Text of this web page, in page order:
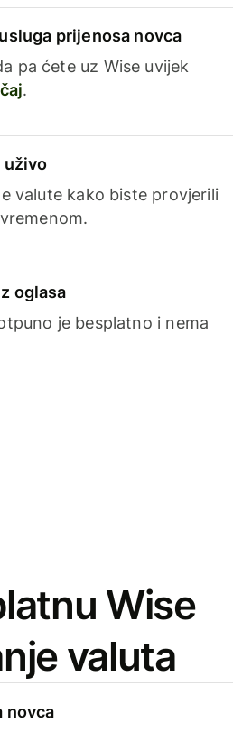
prijenosa novca
pa ćete uz Wise uvijek
.
uživo
valute kako biste provjerili
oglasa
je besplatno i nema
Wise
valuta
novca